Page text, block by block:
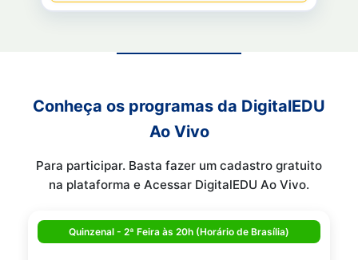
Conheça os programas da DigitalEDU
Ao Vivo
Para participar. Basta fazer um cadastro gratuito
na plataforma e Acessar DigitalEDU Ao Vivo.
Quinzenal - 2ª Feira às 20h (Horário de Brasília)